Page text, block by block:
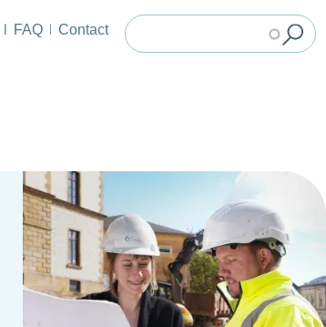
FAQ Contact